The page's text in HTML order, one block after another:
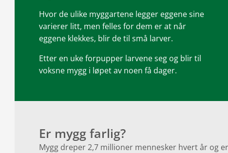
Hvor de ulike myggartene legger eggene sine
varierer litt, men felles for dem er at når
eggene klekkes, blir de til små larver.
Etter en uke forpupper larvene seg og blir til
voksne mygg i løpet av noen få dager.
Er mygg farlig?
Mygg dreper 2,7 millioner mennesker hvert år og